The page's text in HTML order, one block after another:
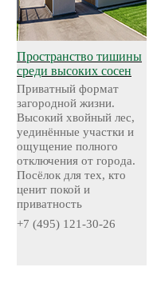
Пространство тишины
среди высоких сосен
Приватный формат
загородной жизни.
Высокий хвойный лес,
уединённые участки и
ощущение полного
отключения от города.
Посёлок для тех, кто
ценит покой и
приватность
+7 (495) 121-30-26